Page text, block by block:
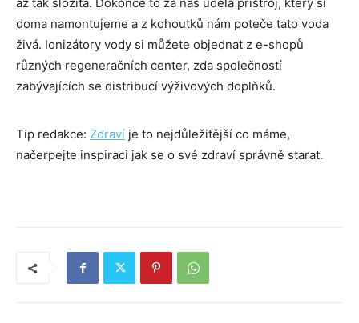
doma namontujeme a z kohoutků nám poteče tato voda
živá. Ionizátory vody si můžete objednat z e-shopů
různých regeneračních center, zda společností
zabývajících se distribucí výživových doplňků.
Tip redakce: Zdraví je to nejdůležitější co máme,
načerpejte inspiraci jak se o své zdraví správně starat.